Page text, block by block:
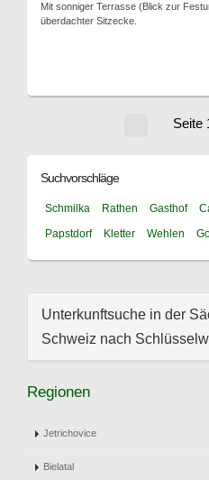
Mit sonniger Terrasse (Blick zur
überdachter Sitzecke.
Seite
Suchvorschläge
Schmilka Rathen Gasthof
Papstdorf
Kletter Wehlen
Unterkunftsuche in der
Schweiz nach
Regionen
Jetrichovice
Bielatal